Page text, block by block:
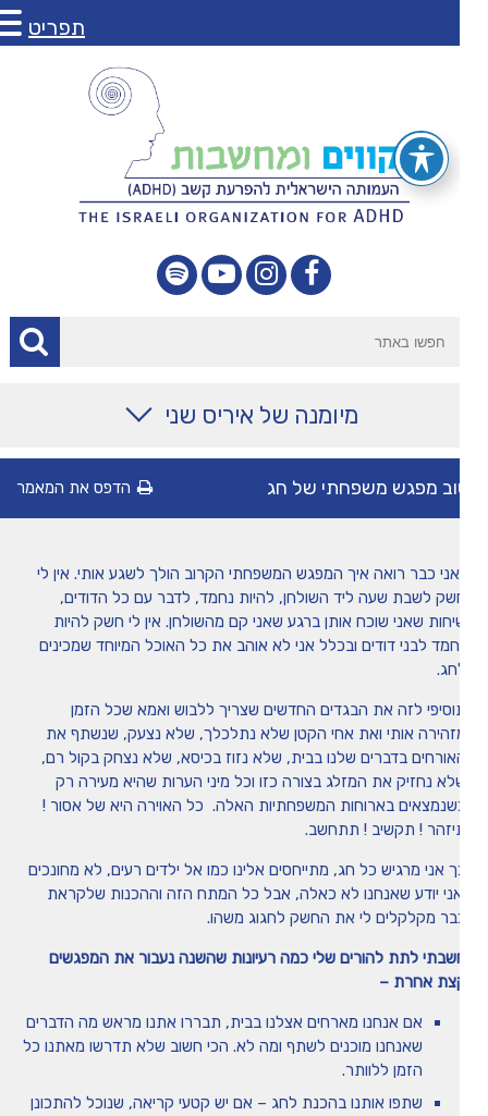
מיומנה של איריס שני
מאמרים
טיפים
משחקים ופעילויות
הכה את המומחה
מפגש משפחתי של חג הדפס את המאמר
כבר רואה איך המפגש המשפחתי הקרוב הולך לשגע אותי. אין לי
לשבת שעה ליד השולחן, להיות נחמד, לדבר עם כל הדודים,
שאני שוכח אותן ברגע שאני קם מהשולחן. אין לי חשק להיות
לבני דודים ובכלל אני לא אוהב את כל האוכל המיוחד שמכינים
לזה את הבגדים החדשים שצריך ללבוש ואמא שכל הזמן
אותי ואת אחי הקטן שלא נתלכלך, שלא נצעק, שנשתף את
בדברים שלנו בבית, שלא נזוז בכיסא, שלא נצחק בקול רם,
נחזיק את המזלג בצורה כזו וכל מיני הערות שהיא מעירה רק
בארוחות המשפחתיות האלה. כל האוירה היא של אסור !
! תקשיב ! תתחשב.
אני מרגיש כל חג, מתייחסים אלינו כמו אל ילדים רעים, לא מחונכים
יודע שאנחנו לא כאלה, אבל כל המתח הזה וההכנות שלקראת
מקלקלים לי את החשק לחגוג משהו.
לתת להורים שלי כמה רעיונות שהשנה נעבור את המפגשים
אחרת –
אם אנחנו מארחים אצלנו בבית, תבררו אתנו מראש מה הדברים
שאנחנו מוכנים לשתף ומה לא. הכי חשוב שלא תדרשו מאתנו כל
הזמן ללוותר.
שתפו אותנו בהכנת לחג – אם יש קטעי קריאה, שנוכל להתכונן
תפריט